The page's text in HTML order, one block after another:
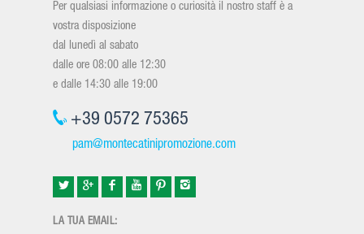
Per qualsiasi informazione o curiosità il nostro staff è a
vostra disposizione
dal lunedì al sabato
dalle ore 08:00 alle 12:30
e dalle 14:30 alle 19:00
+39 0572 75365
pam@montecatinipromozione.com
LA TUA EMAIL: